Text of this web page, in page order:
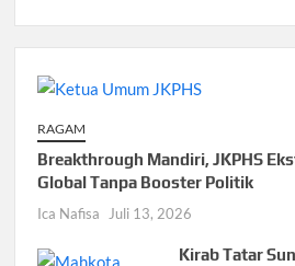
RAGAM
Breakthrough Mandiri, JKPHS
Global Tanpa Booster Politik
Ica Nafisa Juli 13, 2026
Kirab Tatar